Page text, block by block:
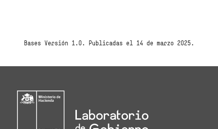
Bases Versión 1.0. Publicadas el 14 de marzo 2025.